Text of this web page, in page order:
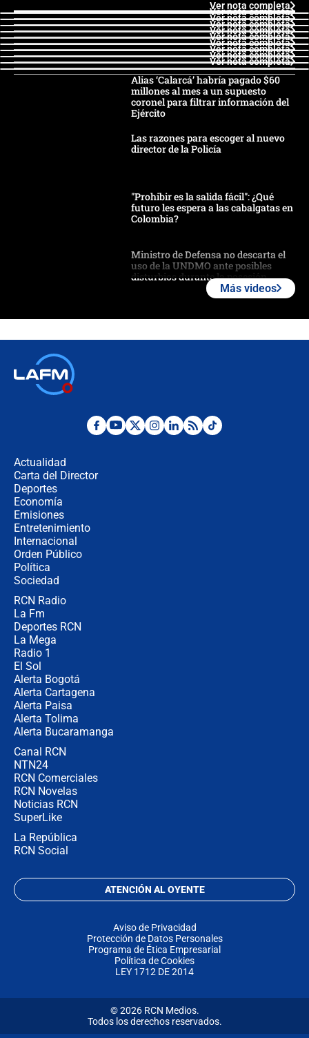
Ver nota completa
Ver nota completa
Ver nota completa
Ver nota completa
Ver nota completa
Ver nota completa
Ver nota completa
Ver nota completa
Ver nota completa
Ver nota completa
Alias ‘Calarcá’ habría pagado $60
millones al mes a un supuesto
coronel para filtrar información del
Ejército
Las razones para escoger al nuevo
director de la Policía
"Prohibir es la salida fácil": ¿Qué
futuro les espera a las cabalgatas en
Colombia?
Ministro de Defensa no descarta el
uso de la UNDMO ante posibles
disturbios durante la posesión
Las seis de las 6 con Juan Lozano |
Más videos
Actualidad
Carta del Director
Deportes
Economía
Emisiones
Entretenimiento
Internacional
Orden Público
Política
Sociedad
RCN Radio
La Fm
Deportes RCN
La Mega
Radio 1
El Sol
Alerta Bogotá
Alerta Cartagena
Alerta Paisa
Alerta Tolima
Alerta Bucaramanga
Canal RCN
NTN24
RCN Comerciales
RCN Novelas
Noticias RCN
SuperLike
La República
RCN Social
ATENCIÓN AL OYENTE
Aviso de Privacidad
Protección de Datos Personales
Programa de Ética Empresarial
Política de Cookies
LEY 1712 DE 2014
© 2026 RCN Medios.
Todos los derechos reservados.